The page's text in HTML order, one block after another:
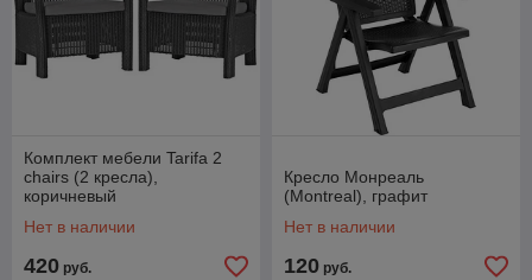
Комплект мебели Tarifa 2
chairs (2 кресла),
коричневый
Нет в наличии
420 руб.
Кресло Монреаль
(Montreal), графит
Нет в наличии
120 руб.